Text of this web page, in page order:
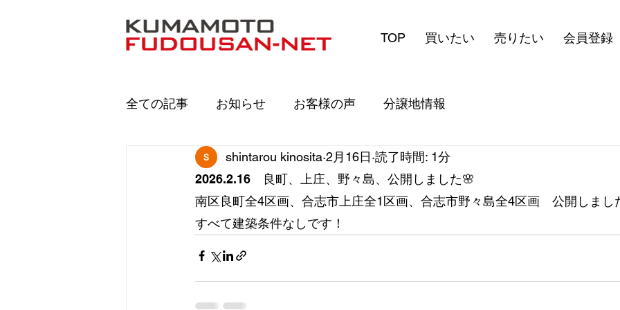
TOP 買いたい 売りたい 会員登録
全ての記事 お知らせ お客様の声 分譲地情報
2026.2.16 良町、上庄、野々島、公開しました🌸
shintarou kinosita 2月16日 読了時間: 1分
南区良町全4区画、合志市上庄全1区画、合志市野々島全4区画　公開しまし
すべて建築条件なしです！